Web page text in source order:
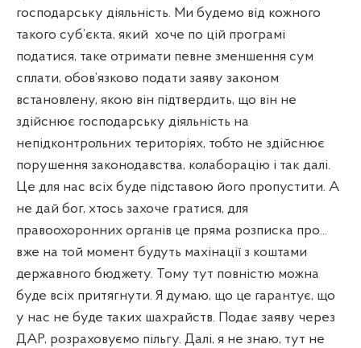
господарську діяльність. Ми будемо від кожного
такого суб’єкта, який хоче по цій програмі
податися, таке отримати певне зменшення сум
сплати, обов’язково подати заяву законом
встановлену, якою він підтвердить, що він не
здійснює господарську діяльність на
непідконтрольних територіях, тобто не здійснює
порушення законодавства, колаборацію і так далі.
Це для нас всіх буде підставою його пропустити. А
не дай бог, хтось захоче гратися, для
правоохоронних органів це пряма розписка про...
вже на той момент будуть махінації з коштами
державного бюджету. Тому тут повністю можна
буде всіх притягнути. Я думаю, що це гарантує, що
у нас не буде таких шахрайств. Подає заяву через
ДАР, розраховуємо пільгу. Далі, я не знаю, тут не